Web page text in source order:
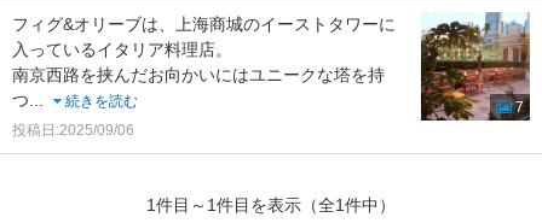
フィグ&オリーブは、上海商城のイーストタワーに
入っているイタリア料理店。
南京西路を挟んだお向かいにはユニークな塔を持
つ...
続きを読む
投稿日:2025/09/06
7
1件目～1件目を表示（全1件中）